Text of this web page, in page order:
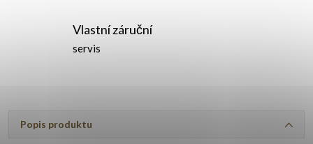
Vlastní záruční
servis
Popis produktu